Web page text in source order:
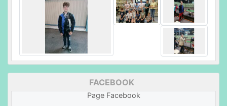
FACEBOOK
Page Facebook